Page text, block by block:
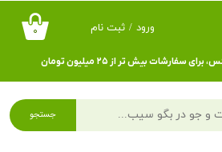
۰ ورود / ثبت نام
بیش تر از ۲۵ میلیون تومان
جستجو